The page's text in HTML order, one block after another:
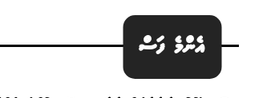
އެންމެ ފަސް